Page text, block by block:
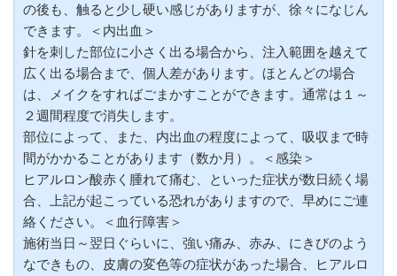
の後も、触ると少し硬い感じがありますが、徐々になじん
できます。＜内出血＞
針を刺した部位に小さく出る場合から、注入範囲を越えて
広く出る場合まで、個人差があります。ほとんどの場合
は、メイクをすればごまかすことができます。通常は１～
２週間程度で消失します。
部位によって、また、内出血の程度によって、吸収まで時
間がかかることがあります（数か月）。＜感染＞
ヒアルロン酸赤く腫れて痛む、といった症状が数日続く場
合、上記が起こっている恐れがありますので、早めにご連
絡ください。＜血行障害＞
施術当日～翌日ぐらいに、強い痛み、赤み、にきびのよう
なできもの、皮膚の変色等の症状があった場合、ヒアルロ